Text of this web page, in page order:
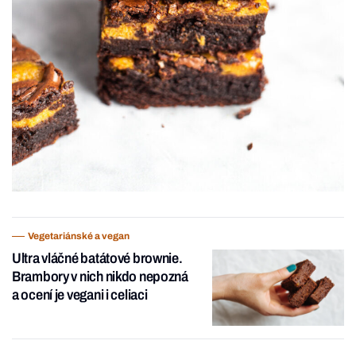
Vegetariánské a vegan
Ultra vláčné batátové brownie.
Brambory v nich nikdo nepozná
a ocení je vegani i celiaci